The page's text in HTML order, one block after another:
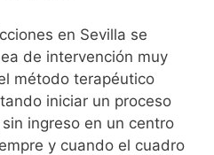
en Sevilla se
de intervención muy
método terapéutico
iniciar un proceso
ingreso en un centro
y cuando el cuadro